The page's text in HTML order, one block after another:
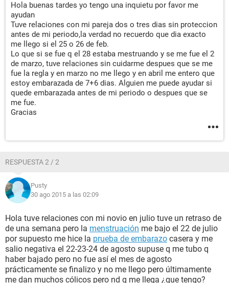
Hola buenas tardes yo tengo una inquietu por favor me
ayudan
Tuve relaciones con mi pareja dos o tres dias sin proteccion
antes de mi periodo,la verdad no recuerdo que dia exacto
me llego si el 25 o 26 de feb.
Lo que si se fue q el 28 estaba mestruando y se me fue el 2
de marzo, tuve relaciones sin cuidarme despues que se me
fue la regla y en marzo no me llego y en abril me entero que
estoy embarazada de 7+6 dias. Alguien me puede ayudar si
quede embarazada antes de mi periodo o despues que se
me fue.
Gracias
RESPUESTA 2 / 2
Pusty
30 ago 2015 a las 02:09
Hola tuve relaciones con mi novio en julio tuve un retraso de
de una semana pero la menstruación me bajo el 22 de julio
por supuesto me hice la prueba de embarazo casera y me
salio negativa el 22-23-24 de agosto supuse q me tubo q
haber bajado pero no fue así el mes de agosto
prácticamente se finalizo y no me llego pero últimamente
me dan muchos cólicos pero nd q me llega ¿que tengo?